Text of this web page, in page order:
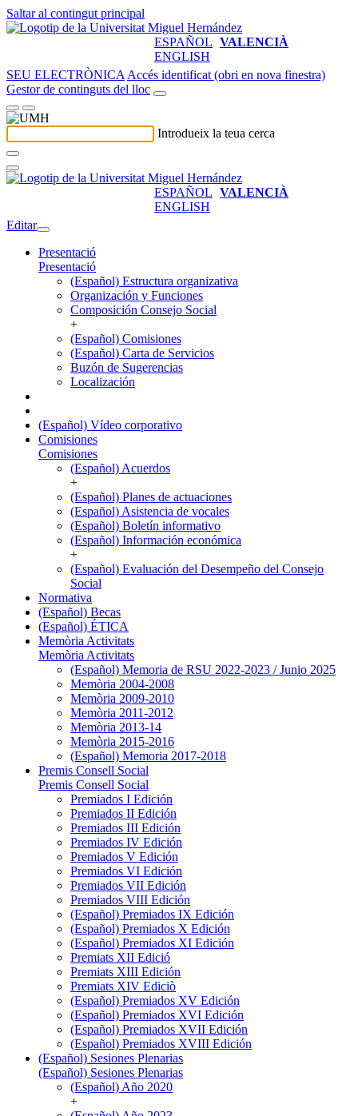
Saltar al contingut principal
ESPAÑOL VALENCIÀ
ENGLISH
SEU ELECTRÒNICA Accés identificat (obri en nova finestra)
Gestor de continguts del lloc
Introdueix la teua cerca
ESPAÑOL VALENCIÀ
ENGLISH
Editar
Presentació
Presentació
(Español) Estructura organizativa
Organización y Funciones
Composición Consejo Social
+
(Español) Comisiones
(Español) Carta de Servicios
Buzón de Sugerencias
Localización
(Español) Vídeo corporativo
Comisiones
Comisiones
(Español) Acuerdos
+
(Español) Planes de actuaciones
(Español) Asistencia de vocales
(Español) Boletín informativo
(Español) Información económica
+
(Español) Evaluación del Desempeño del Consejo
Social
Normativa
(Español) Becas
(Español) ÉTICA
Memòria Activitats
Memòria Activitats
(Español) Memoria de RSU 2022-2023 / Junio 2025
Memòria 2004-2008
Memòria 2009-2010
Memòria 2011-2012
Memòria 2013-14
Memòria 2015-2016
(Español) Memoria 2017-2018
Premis Consell Social
Premis Consell Social
Premiados I Edición
Premiados II Edición
Premiados III Edición
Premiados IV Edición
Premiados V Edición
Premiados VI Edición
Premiados VII Edición
Premiados VIII Edición
(Español) Premiados IX Edición
(Español) Premiados X Edición
(Español) Premiados XI Edición
Premiats XII Edició
Premiats XIII Edición
Premiats XIV Ediciò
(Español) Premiados XV Edición
(Español) Premiados XVI Edición
(Español) Premiados XVII Edición
(Español) Premiados XVIII Edición
(Español) Sesiones Plenarias
(Español) Sesiones Plenarias
(Español) Año 2020
+